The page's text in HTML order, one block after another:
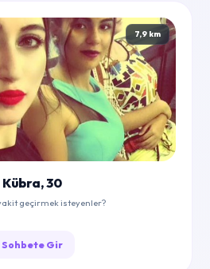
7,9 km
Kübra, 30
geçirmek isteyenler?
Sohbete Gir